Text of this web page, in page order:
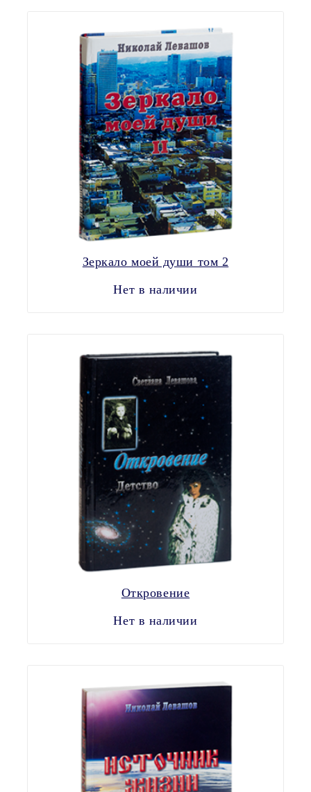
Зеркало моей души том 2
Нет в наличии
Откровение
Нет в наличии